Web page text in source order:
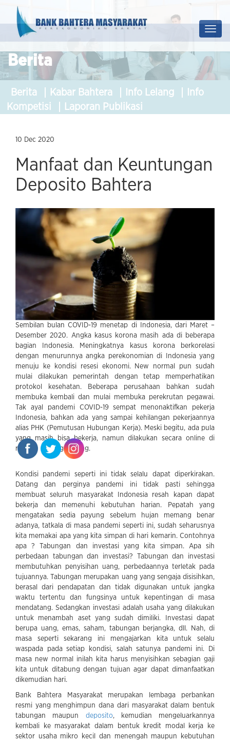
Prof
Berita
Berita Kabar Bahtera Info Lelang
Info
Kompetisi
Laporan Publikasi
10 Dec 2020
Manfaat dan Keuntungan
Deposito Bahtera
Sembilan bulan COVID-19 menetap di Indonesia, dari Maret –
Desember 2020. Angka kasus korona masih ada di beberapa
bagian Indonesia. Meningkatnya kasus korona berkorelasi
dengan menurunnya angka perekonomian di Indonesia yang
menuju ke kondisi resesi ekonomi. New normal pun sudah
mulai dilakukan pemerintah dengan tetap memperhatikan
protokol kesehatan. Beberapa perusahaan bahkan sudah
membuka kembali dan mulai membuka perekrutan pegawai.
Tak ayal pandemi COVID-19 sempat menonaktifkan pekerja
Indonesia, bahkan ada yang sampai kehilangan pekerjaannya
alias PHK (Pemutusan Hubungan Kerja). Meski begitu, ada pula
yang masih bisa bekerja, namun dilakukan secara online di
rumah masing-masing.
Bahtera
Kondisi pandemi seperti ini tidak selalu dapat diperkirakan.
Datang dan perginya pandemi ini tidak pasti sehingga
membuat seluruh masyarakat Indonesia resah kapan dapat
bekerja dan memenuhi kebutuhan harian. Pepatah yang
mengatakan sedia payung sebelum hujan memang benar
adanya, tatkala di masa pandemi seperti ini, sudah seharusnya
kita memakai apa yang kita simpan di hari kemarin. Contohnya
apa ? Tabungan dan investasi yang kita simpan. Apa sih
perbedaan tabungan dan investasi? Tabungan dan investasi
membutuhkan penyisihan uang, perbedaannya terletak pada
tujuannya. Tabungan merupakan uang yang sengaja disisihkan,
berasal dari pendapatan dan tidak digunakan untuk jangka
waktu tertentu dan fungsinya untuk kepentingan di masa
mendatang. Sedangkan investasi adalah usaha yang dilakukan
untuk menambah aset yang sudah dimiliki. Investasi dapat
berupa uang, emas, saham, tabungan berjangka, dll. Nah, di
masa seperti sekarang ini mengajarkan kita untuk selalu
waspada pada setiap kondisi, salah satunya pandemi ini. Di
masa new normal inilah kita harus menyisihkan sebagian gaji
kita untuk ditabung dengan tujuan agar dapat dimanfaatkan
dikemudian hari.
Bank Bahtera Masyarakat merupakan lembaga perbankan
resmi yang menghimpun dana dari masyarakat dalam bentuk
tabungan maupun deposito, kemudian mengeluarkannya
kembali ke masyarakat dalam bentuk kredit modal kerja ke
sektor usaha mikro kecil dan menengah maupun kebutuhan